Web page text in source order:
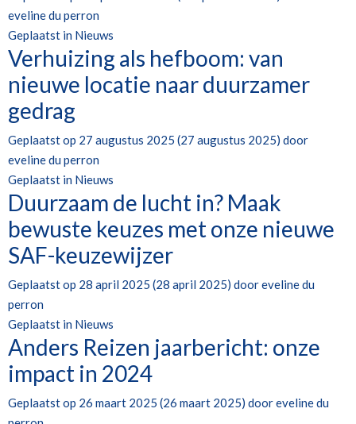
eveline du perron
Geplaatst in Nieuws
Verhuizing als hefboom: van
nieuwe locatie naar duurzamer
gedrag
Geplaatst op 27 augustus 2025 (27 augustus 2025) door
eveline du perron
Geplaatst in Nieuws
Duurzaam de lucht in? Maak
bewuste keuzes met onze nieuwe
SAF-keuzewijzer
Geplaatst op 28 april 2025 (28 april 2025) dooreveline du
perron
Geplaatst in Nieuws
Anders Reizen jaarbericht: onze
impact in 2024
Geplaatst op 26 maart 2025 (26 maart 2025) dooreveline du